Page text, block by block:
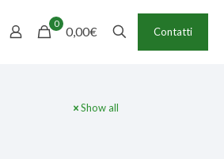
0
0,00€ Contatti
Show all